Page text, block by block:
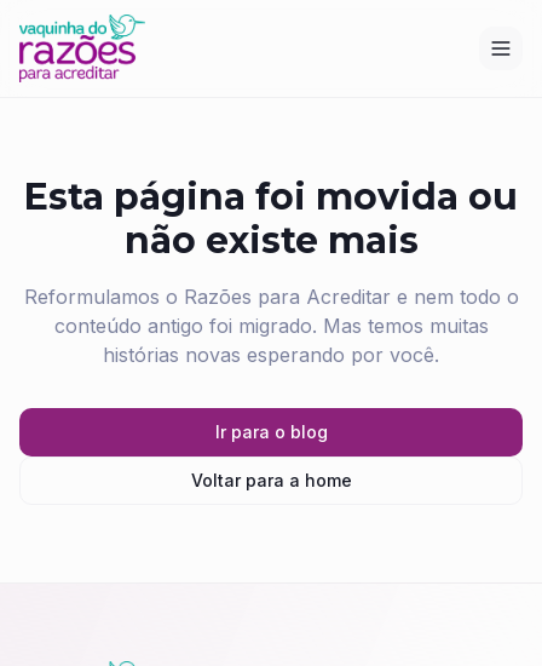
Esta página foi movida ou
não existe mais
Reformulamos o Razões para Acreditar e nem todo o
conteúdo antigo foi migrado. Mas temos muitas
histórias novas esperando por você.
Ir para o blog
Voltar para a home